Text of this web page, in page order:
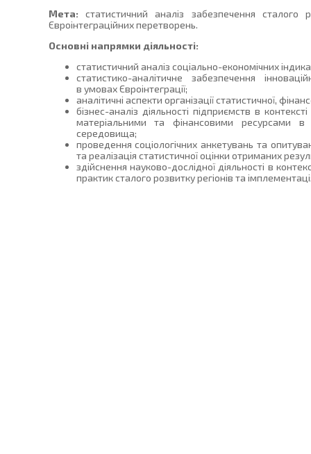
Мета: статистичний аналіз забезпечення сталого
Євроінтеграційних перетворень.
Основні напрямки діяльності:
статистичний аналіз соціально-економічних
статистико-аналітичне забезпечення
в умовах Євроінтеграції;
аналітичні аспекти організації статистичної,
бізнес-аналіз діяльності підприємств в
матеріальними та фінансовими ресурсами в
середовища;
проведення соціологічних анкетувань та
та реалізація статистичної оцінки отриманих
здійснення науково-дослідної діяльності в
практик сталого розвитку регіонів та